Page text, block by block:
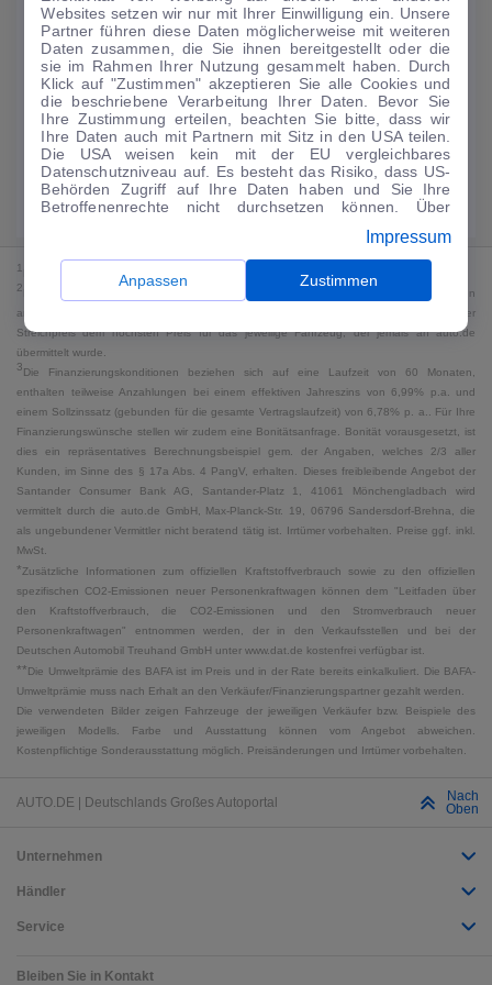
188€/mtl.
Guter Preis4
0 € Anzahlung ·60 Monate ·Finanzierungs-Details
Angebot anfragen Rate anpassen
Kraftstoffverbrauch komb. 18 l/100 km · CO₂-Emissionen komb. 0 g/km ·
CO₂-Klasse G · WLTP*
1
2 Bei dem Streichpreis handelt es sich für Neufahrzeuge und junge Gebrauchte um den
an auto.de übermittelten Listenpreis. Für alle anderen Fahrzeuge entspricht der
Streichpreis dem höchsten Preis für das jeweilige Fahrzeug, der jemals an auto.de
übermittelt wurde.
3Die Finanzierungskonditionen beziehen sich auf eine Laufzeit von 60 Monaten,
enthalten teilweise Anzahlungen bei einem effektiven Jahreszins von 6,99% p.a. und
einem Sollzinssatz (gebunden für die gesamte Vertragslaufzeit) von 6,78% p. a.. Für Ihre
Finanzierungswünsche stellen wir zudem eine Bonitätsanfrage. Bonität vorausgesetzt, ist
dies ein repräsentatives Berechnungsbeispiel gem. der Angaben, welches 2/3 aller
Kunden, im Sinne des § 17a Abs. 4 PangV, erhalten. Dieses freibleibende Angebot der
Santander Consumer Bank AG, Santander-Platz 1, 41061 Mönchengladbach wird
vermittelt durch die auto.de GmbH, Max-Planck-Str. 19, 06796 Sandersdorf-Brehna, die
als ungebundener Vermittler nicht beratend tätig ist. Irrtümer vorbehalten. Preise ggf. inkl.
MwSt.
*Zusätzliche Informationen zum offiziellen Kraftstoffverbrauch sowie zu den offiziellen
spezifischen CO2-Emissionen neuer Personenkraftwagen können dem "Leitfaden über
den Kraftstoffverbrauch, die CO2-Emissionen und den Stromverbrauch neuer
Personenkraftwagen" entnommen werden, der in den Verkaufsstellen und bei der
Deutschen Automobil Treuhand GmbH unter www.dat.de kostenfrei verfügbar ist.
**Die Umweltprämie des BAFA ist im Preis und in der Rate bereits einkalkuliert. Die BAFA-
Umweltprämie muss nach Erhalt an den Verkäufer/Finanzierungspartner gezahlt werden.
Die verwendeten Bilder zeigen Fahrzeuge der jeweiligen Verkäufer bzw. Beispiele des
jeweiligen Modells. Farbe und Ausstattung können vom Angebot abweichen.
Kostenpflichtige Sonderausstattung möglich. Preisänderungen und Irrtümer vorbehalten.
AUTO.DE | Deutschlands Großes Autoportal
Nach
Oben
Unternehmen
Händler
Service
Bleiben Sie in Kontakt
Websites setzen wir nur mit Ihrer Einwilligung ein. Unsere
Partner führen diese Daten möglicherweise mit weiteren
Daten zusammen, die Sie ihnen bereitgestellt oder die
sie im Rahmen Ihrer Nutzung gesammelt haben. Durch
Klick auf "Zustimmen" akzeptieren Sie alle Cookies und
die beschriebene Verarbeitung Ihrer Daten. Bevor Sie
Ihre Zustimmung erteilen, beachten Sie bitte, dass wir
Ihre Daten auch mit Partnern mit Sitz in den USA teilen.
Die USA weisen kein mit der EU vergleichbares
Datenschutzniveau auf. Es besteht das Risiko, dass US-
Behörden Zugriff auf Ihre Daten haben und Sie Ihre
Betroffenenrechte nicht durchsetzen können. Über
anpassen. Dies ist auch später jederzeit im Bereich
Cookie-Richtliniemöglich. Weitere Informationen finden
Sie in unsererDatenschutzerklärung .
Impressum
Anpassen Zustimmen